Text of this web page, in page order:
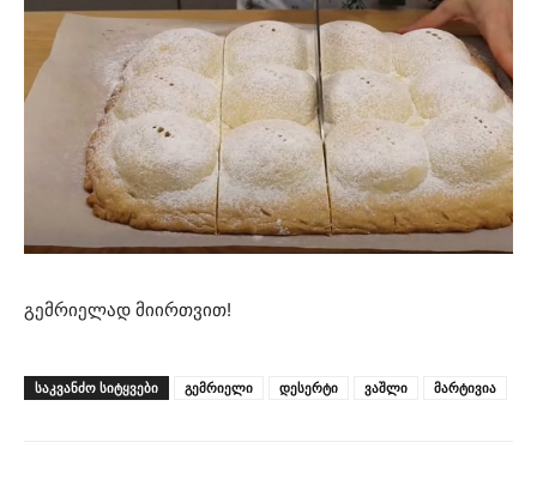
გემრიელად მიირთვით!
ᲡᲐᲙᲕᲐᲜᲫᲝ ᲡᲘᲢᲧᲕᲔᲑᲘ გემრიელი დესერტი ვაშლი მარტივია